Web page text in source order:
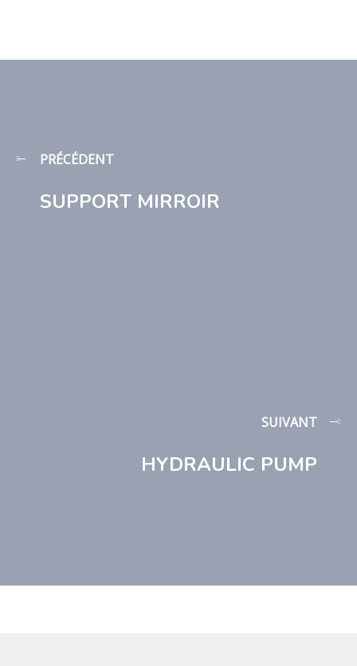
PRÉCÉDENT
SUPPORT MIRROIR
SUIVANT
HYDRAULIC PUMP